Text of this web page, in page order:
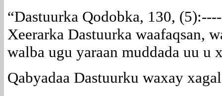
“Dastuurka Qodobka, 130,
Xeerarka Dastuurka waafaqsan,
walba ugu yaraan muddada uu u
Qabyadaa Dastuurku waxay